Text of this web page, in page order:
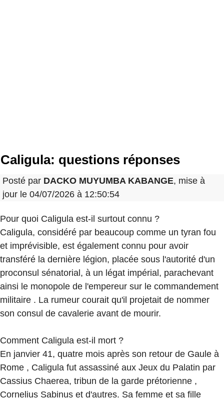
Caligula: questions réponses
Posté par DACKO MUYUMBA KABANGE, mise à
jour le 04/07/2026 à 12:50:54
Pour quoi Caligula est-il surtout connu ?
Caligula, considéré par beaucoup comme un tyran fou
et imprévisible, est également connu pour avoir
transféré la dernière légion, placée sous l'autorité d'un
proconsul sénatorial, à un légat impérial, parachevant
ainsi le monopole de l'empereur sur le commandement
militaire . La rumeur courait qu'il projetait de nommer
son consul de cavalerie avant de mourir.
Comment Caligula est-il mort ?
En janvier 41, quatre mois après son retour de Gaule à
Rome , Caligula fut assassiné aux Jeux du Palatin par
Cassius Chaerea, tribun de la garde prétorienne ,
Cornelius Sabinus et d'autres. Sa femme et sa fille